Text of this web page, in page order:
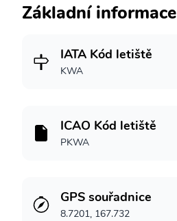
Základní informace
IATA Kód letiště
KWA
ICAO Kód letiště
PKWA
GPS souřadnice
8.7201, 167.732